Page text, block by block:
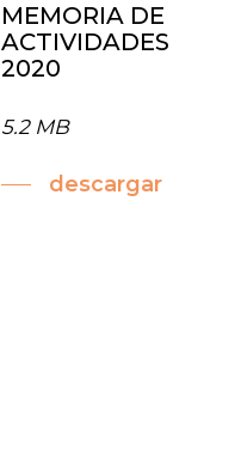
MEMORIA DE
ACTIVIDADES
2020
5.2 MB
descargar